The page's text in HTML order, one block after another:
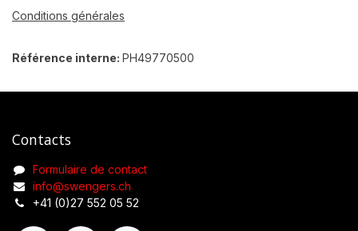
Conditions générales
Référence interne: PH49770500
Contacts
Formulaire de contact
info@swengers.ch
+41 (0)27 552 05 52